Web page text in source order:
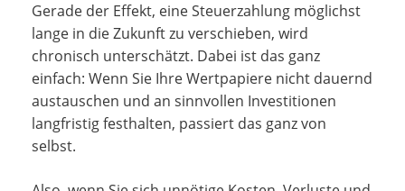
Gerade der Effekt, eine Steuerzahlung möglichst
lange in die Zukunft zu verschieben, wird
chronisch unterschätzt. Dabei ist das ganz
einfach: Wenn Sie Ihre Wertpapiere nicht dauernd
austauschen und an sinnvollen Investitionen
langfristig festhalten, passiert das ganz von
selbst.